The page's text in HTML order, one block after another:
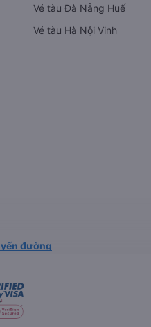
Vé tàu Đà Nẵng Huế
Vé tàu Hà Nội Vinh
đường